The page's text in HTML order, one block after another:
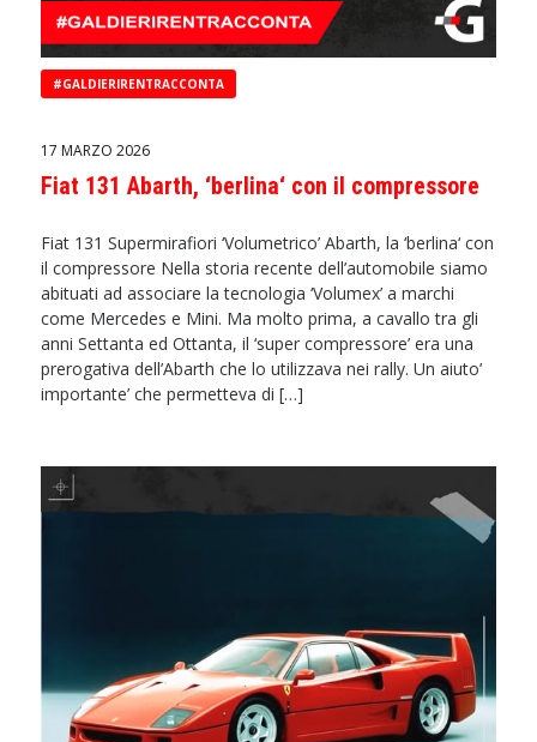
#GALDIERIRENTRACCONTA
17 MARZO 2026
Fiat 131 Abarth, ‘berlina‘ con il compressore
Fiat 131 Supermirafiori ‘Volumetrico’ Abarth, la ‘berlina‘ con
il compressore Nella storia recente dell’automobile siamo
abituati ad associare la tecnologia ‘Volumex’ a marchi
come Mercedes e Mini. Ma molto prima, a cavallo tra gli
anni Settanta ed Ottanta, il ‘super compressore’ era una
prerogativa dell’Abarth che lo utilizzava nei rally. Un aiuto’
importante’ che permetteva di […]